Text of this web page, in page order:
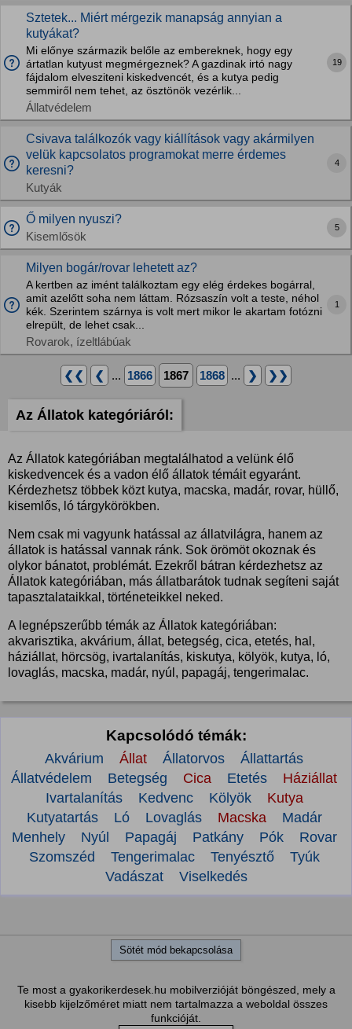
Sztetek... Miért mérgezik manapság annyian a
kutyákat?
Mi előnye származik belőle az embereknek, hogy egy
ártatlan kutyust megmérgeznek? A gazdinak irtó nagy
fájdalom elvesziteni kiskedvencét, és a kutya pedig
semmiről nem tehet, az ösztönök vezérlik...
Állatvédelem
19
Csivava találkozók vagy kiállítások vagy akármilyen
velük kapcsolatos programokat merre érdemes
keresni?
Kutyák
4
Ő milyen nyuszi?
Kisemlősök
5
Milyen bogár/rovar lehetett az?
A kertben az imént találkoztam egy elég érdekes bogárral,
amit azelőtt soha nem láttam. Rózsaszín volt a teste, néhol
kék. Szerintem szárnya is volt mert mikor le akartam fotózni
elrepült, de lehet csak...
Rovarok, ízeltlábúak
1
❮❮ ❮ ... 1866 1867 1868 ... ❯ ❯❯
Az Állatok kategóriáról:
Az Állatok kategóriában megtalálhatod a velünk élő
kiskedvencek és a vadon élő állatok témáit egyaránt.
Kérdezhetsz többek közt kutya, macska, madár, rovar, hüllő,
kisemlős, ló tárgykörökben.
Nem csak mi vagyunk hatással az állatvilágra, hanem az
állatok is hatással vannak ránk. Sok örömöt okoznak és
olykor bánatot, problémát. Ezekről bátran kérdezhetsz az
Állatok kategóriában, más állatbarátok tudnak segíteni saját
tapasztalataikkal, történeteikkel neked.
A legnépszerűbb témák az Állatok kategóriában:
akvarisztika, akvárium, állat, betegség, cica, etetés, hal,
háziállat, hörcsög, ivartalanítás, kiskutya, kölyök, kutya, ló,
lovaglás, macska, madár, nyúl, papagáj, tengerimalac.
Kapcsolódó témák:
Akvárium Állat Állatorvos
Állattartás
Állatvédelem
Betegség Cica Etetés
Háziállat
Ivartalanítás
Kedvenc Kölyök
Kutya
Kutyatartás
Ló Lovaglás Macska
Madár
Menhely
Nyúl Papagáj Patkány Pók
Rovar
Szomszéd
Tengerimalac Tenyésztő
Tyúk
Vadászat
Viselkedés
Sötét mód bekapcsolása
Te most a gyakorikerdesek.hu mobilverzióját böngészed, mely a
kisebb kijelzőméret miatt nem tartalmazza a weboldal összes
funkcióját.